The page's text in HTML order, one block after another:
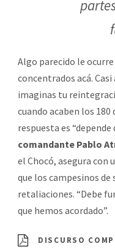
Algo parecido le
concentrados acá.
imaginas tu
cuando acaben los
respuesta es
comandante Pablo
el Chocó, asegura con
que los campesinos
retaliaciones. “Debe
que hemos acordado”.
DISCURSO